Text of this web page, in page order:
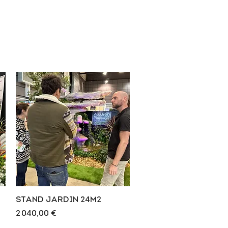
Aperçu rapide
STAND JARDIN 24M2
Prix
2 040,00 €